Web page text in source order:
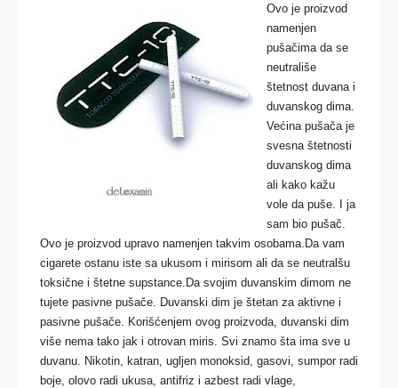
Ovo je proizvod
namenjen
pušačima da se
neutrališe
štetnost duvana i
duvanskog dima.
Većina pušača je
svesna štetnosti
duvanskog dima
ali kako kažu
vole da puše. I ja
sam bio pušač.
Ovo je proizvod upravo namenjen takvim osobama.Da vam
cigarete ostanu iste sa ukusom i mirisom ali da se neutralšu
toksične i štetne supstance.Da svojim duvanskim dimom ne
tujete pasivne pušače. Duvanski dim je štetan za aktivne i
pasivne pušače. Korišćenjem ovog proizvoda, duvanski dim
više nema tako jak i otrovan miris. Svi znamo šta ima sve u
duvanu. Nikotin, katran, ugljen monoksid, gasovi, sumpor radi
boje, olovo radi ukusa, antifriz i azbest radi vlage,